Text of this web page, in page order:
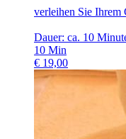
verleihen Sie Ihrem
Dauer: ca. 10
10 Min
€ 19,00